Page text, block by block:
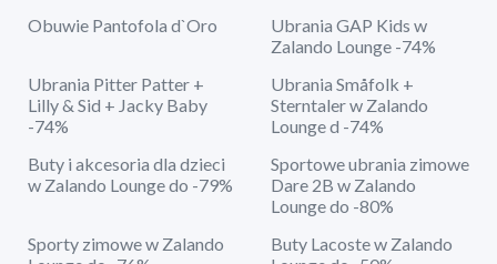
Obuwie Pantofola d`Oro
Ubrania GAP Kids w
Zalando Lounge -74%
Ubrania Pitter Patter +
Lilly & Sid + Jacky Baby
-74%
Ubrania Småfolk +
Sterntaler w Zalando
Lounge d -74%
Buty i akcesoria dla dzieci
w Zalando Lounge do -79%
Sportowe ubrania zimowe
Dare 2B w Zalando
Lounge do -80%
Sporty zimowe w Zalando
Buty Lacoste w Zalando